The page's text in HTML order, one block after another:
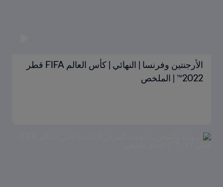
الأرجنتين وفرنسا | النهائي | كأس العالم FIFA قطر
2022™ | الملخص